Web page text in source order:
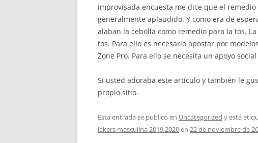
improvisada encuesta me dice que el
generalmente aplaudido. Y como era de
alaban la cebolla como remedio para la tos.
tos. Para ello es necesario apostar por
Zone Pro. Para ello se necesita un apoyo
Si usted adoraba este artículo y también le
propio sitio.
Esta entrada se publicó en Uncategorized y está
lakers masculina 2019 2020en 22 de noviembre de